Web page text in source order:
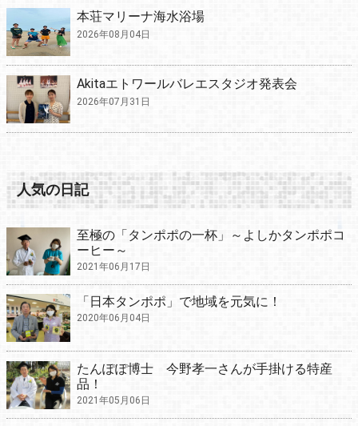
本荘マリーナ海水浴場
2026年08月04日
Akitaエトワールバレエスタジオ発表会
2026年07月31日
人気の日記
至極の「タンポポの一杯」～よしかタンポポコ
ーヒー～
2021年06月17日
「日本タンポポ」で地域を元気に！
2020年06月04日
たんぽぽ博士 今野孝一さんが手掛ける特産
品！
2021年05月06日